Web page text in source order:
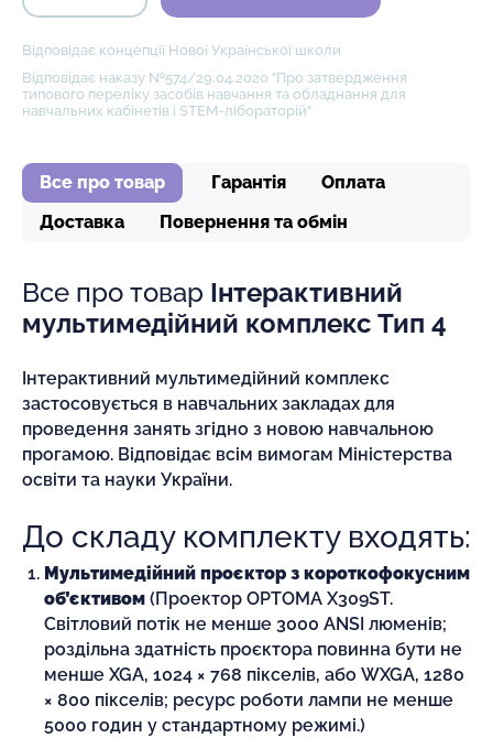
Відповідає концепції Нової Української школи
Відповідає наказу №574/29.04.2020 "Про затвердження
типового переліку засобів навчання та обладнання для
навчальних кабінетів і STEM-лібораторій"
Все про товар Гарантія
Оплата
Доставка
Повернення та обмін
Все про товар Інтерактивний
мультимедійний комплекс Тип 4
Інтерактивний мультимедійний комплекс
застосовується в навчальних закладах для
проведення занять згідно з новою навчальною
прогамою. Відповідає всім вимогам Міністерства
освіти та науки України.
До складу комплекту входять:
Мультимедійний проєктор з короткофокусним
об’єктивом (Проектор OPTOMA X309ST.
Світловий потік не менше 3000 ANSI люменів;
роздільна здатність проєктора повинна бути не
менше XGA, 1024 × 768 пікселів, або WXGA, 1280
× 800 пікселів; ресурс роботи лампи не менше
5000 годин у стандартному режимі.)